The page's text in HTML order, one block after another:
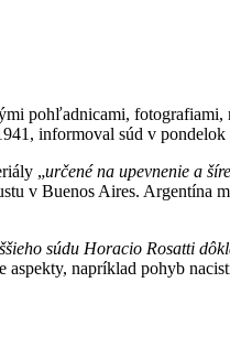
pohľadnicami,
informoval súd v pondelok
„určené na upevnenie a
v Buenos Aires. Argentína
súdu Horacio Rosatti
napríklad pohyb